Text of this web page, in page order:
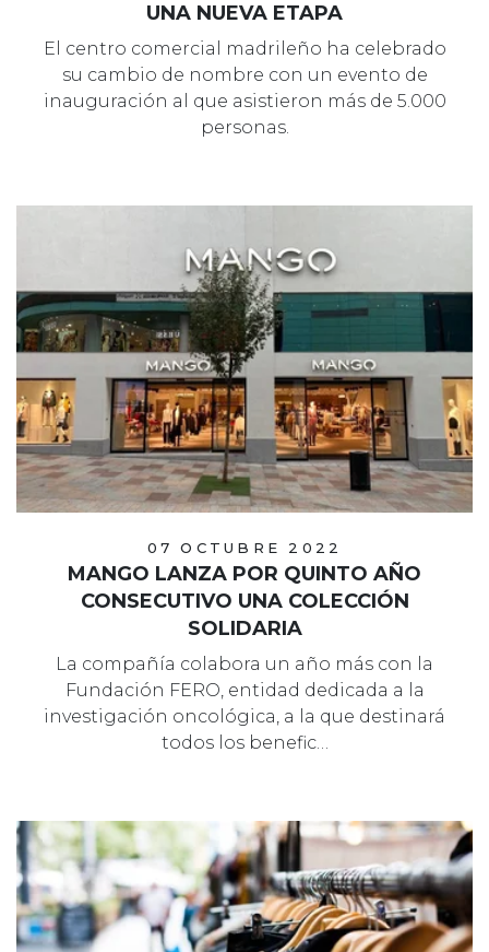
UNA NUEVA ETAPA
El centro comercial madrileño ha celebrado
su cambio de nombre con un evento de
inauguración al que asistieron más de 5.000
personas.
07 OCTUBRE 2022
MANGO LANZA POR QUINTO AÑO
CONSECUTIVO UNA COLECCIÓN
SOLIDARIA
La compañía colabora un año más con la
Fundación FERO, entidad dedicada a la
investigación oncológica, a la que destinará
todos los benefic…